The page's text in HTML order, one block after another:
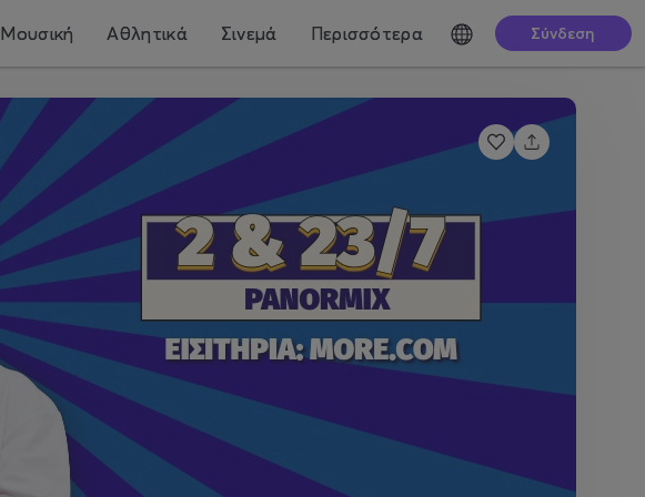
Μουσική Αθλητικά Σινεμά Περισσότερα Σύνδεση